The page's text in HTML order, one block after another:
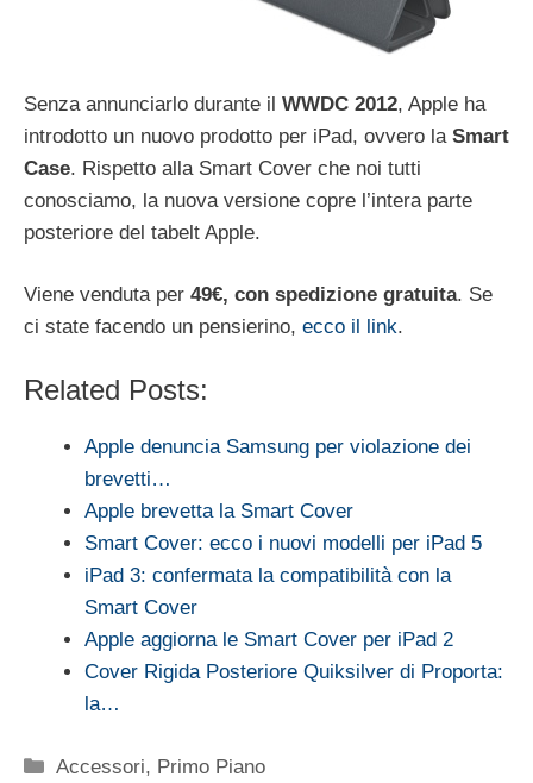
Senza annunciarlo durante il WWDC 2012, Apple ha
introdotto un nuovo prodotto per iPad, ovvero la Smart
Case. Rispetto alla Smart Cover che noi tutti
conosciamo, la nuova versione copre l’intera parte
posteriore del tabelt Apple.
Viene venduta per 49€, con spedizione gratuita. Se
ci state facendo un pensierino, ecco il link.
Related Posts:
Apple denuncia Samsung per violazione dei
brevetti…
Apple brevetta la Smart Cover
Smart Cover: ecco i nuovi modelli per iPad 5
iPad 3: confermata la compatibilità con la
Smart Cover
Apple aggiorna le Smart Cover per iPad 2
Cover Rigida Posteriore Quiksilver di Proporta:
la…
Categorie
Accessori, Primo Piano